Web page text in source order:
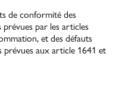
de conformité des
par les articles
et des défauts
prévues aux article 1641 et